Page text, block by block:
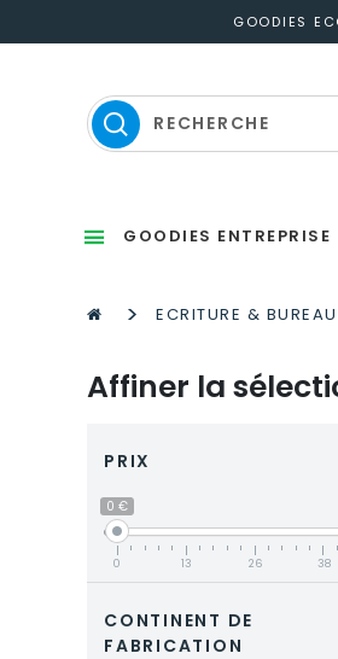
GOODIES
GOODIES ENTREPRISE
> ECRITURE & BUREAU
Affiner la
PRIX
0 €
0 13 26 38
CONTINENT DE
FABRICATION